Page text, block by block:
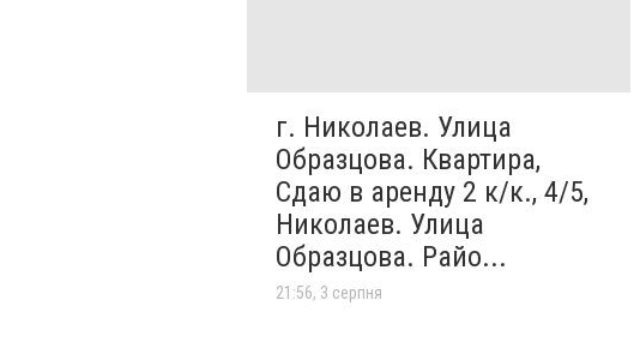
г. Николаев. Улица
Образцова. Квартира,
Сдаю в аренду 2 к/к., 4/5,
Николаев. Улица
Образцова. Райо...
21:56, 3 серпня